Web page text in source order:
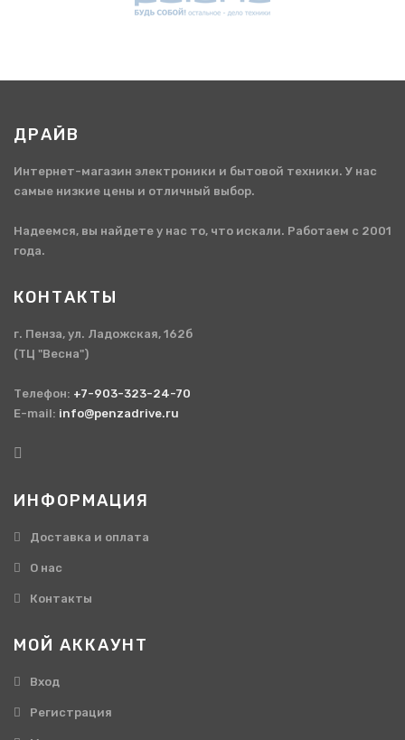
ДРАЙВ
Интернет-магазин электроники и бытовой техники. У нас
самые низкие цены и отличный выбор.
Надеемся, вы найдете у нас то, что искали. Работаем с 2001
года.
КОНТАКТЫ
г. Пенза, ул. Ладожская, 162б
(ТЦ "Весна")
Телефон: +7-903-323-24-70
E-mail: info@penzadrive.ru
ИНФОРМАЦИЯ
Доставка и оплата
О нас
Контакты
МОЙ АККАУНТ
Вход
Регистрация